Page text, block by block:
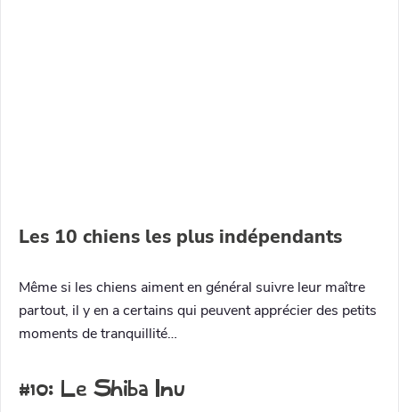
Les 10 chiens les plus indépendants
Même si les chiens aiment en général suivre leur maître
partout, il y en a certains qui peuvent apprécier des petits
moments de tranquillité…
#10: Le Shiba Inu